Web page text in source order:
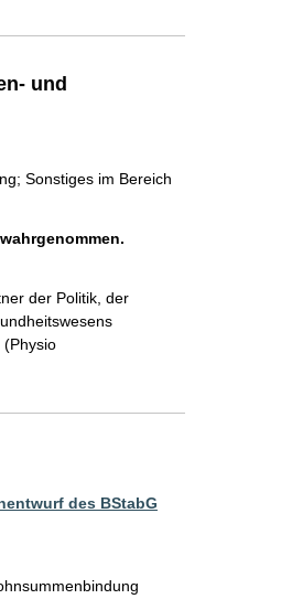
und
Sonstiges im Bereich
der Politik, der
(Physio
des BStabG